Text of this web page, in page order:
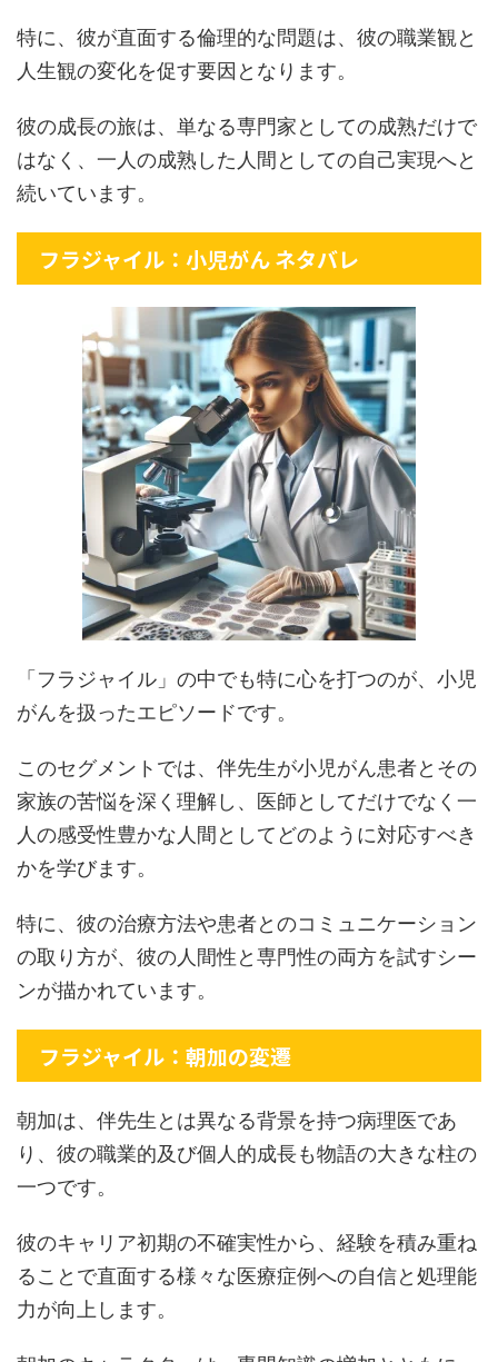
特に、彼が直面する倫理的な問題は、彼の職業観と
人生観の変化を促す要因となります。
彼の成長の旅は、単なる専門家としての成熟だけで
はなく、一人の成熟した人間としての自己実現へと
続いています。
フラジャイル：小児がん ネタバレ
「フラジャイル」の中でも特に心を打つのが、小児
がんを扱ったエピソードです。
このセグメントでは、伴先生が小児がん患者とその
家族の苦悩を深く理解し、医師としてだけでなく一
人の感受性豊かな人間としてどのように対応すべき
かを学びます。
特に、彼の治療方法や患者とのコミュニケーション
の取り方が、彼の人間性と専門性の両方を試すシー
ンが描かれています。
フラジャイル：朝加の変遷
朝加は、伴先生とは異なる背景を持つ病理医であ
り、彼の職業的及び個人的成長も物語の大きな柱の
一つです。
彼のキャリア初期の不確実性から、経験を積み重ね
ることで直面する様々な医療症例への自信と処理能
力が向上します。